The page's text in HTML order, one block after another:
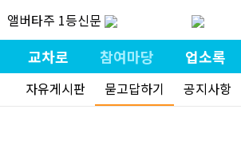
앨버타주 1등신문
교차로 참여마당 업소록
자유게시판 묻고답하기 공지사항